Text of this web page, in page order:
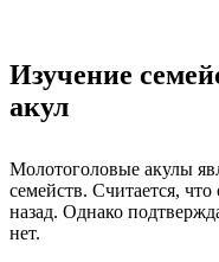
Изучение
акул
Молотоголовые акулы
семейств. Считается,
назад. Однако
нет.